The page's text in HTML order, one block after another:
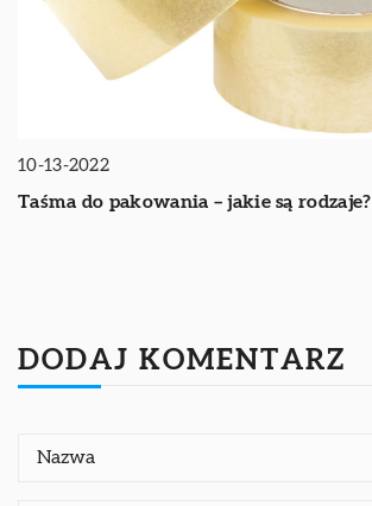
10-13-2022
Taśma do pakowania – jakie są rodzaje?
DODAJ KOMENTARZ